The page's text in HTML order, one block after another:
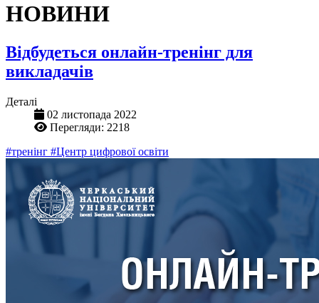
НОВИНИ
Відбудеться онлайн-тренінг для
викладачів
Деталі
02 листопада 2022
Перегляди: 2218
#тренінг #Центр цифрової освіти